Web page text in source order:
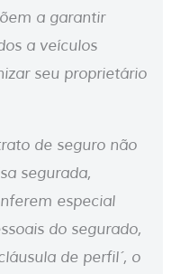
a garantir
a veículos
seu proprietário
de seguro não
segurada,
especial
do segurado,
de perfil´, o